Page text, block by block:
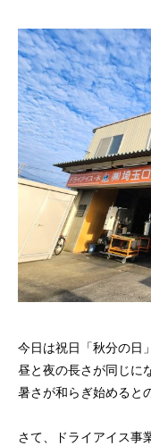
ドライア
ドライアイスで荷物
量と配置方法を徹底解
2026.06.30
今日は祝日「秋分の日
昼と夜の長さが同じに
暑さが和らぎ始めると
さて、ドライアイス事